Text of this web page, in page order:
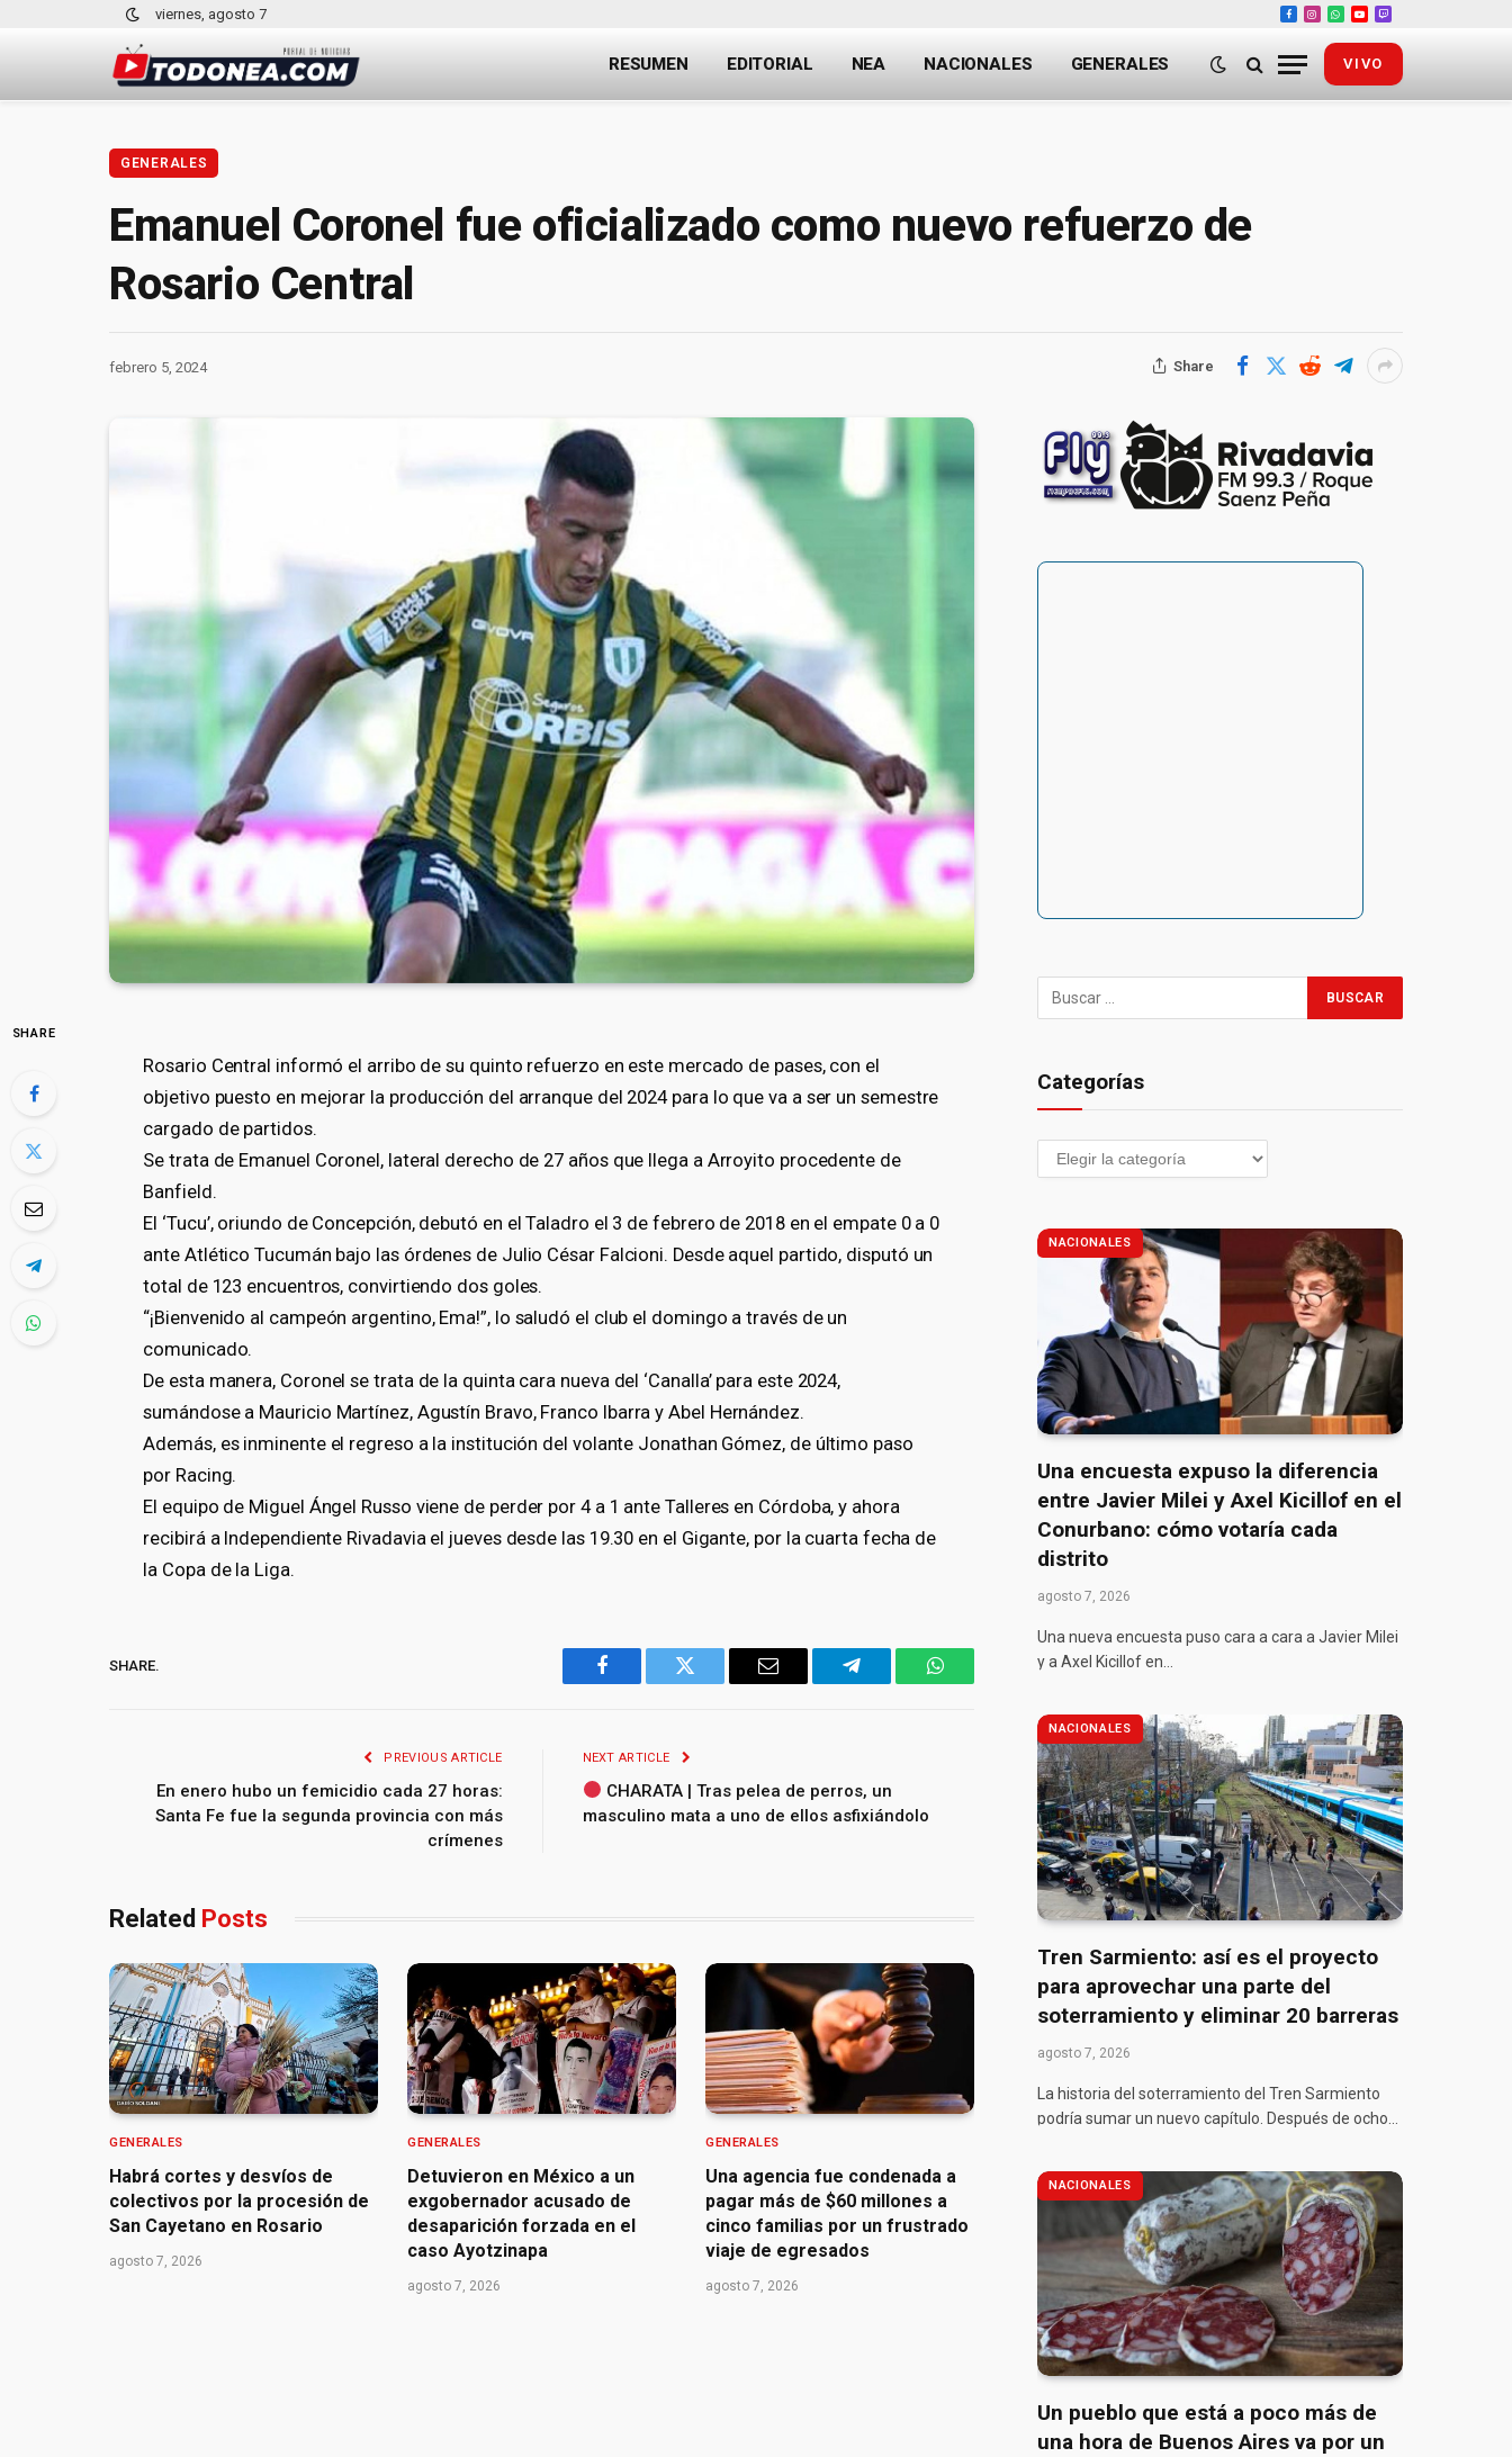
viernes, agosto 7
Facebook
Instagram
WhatsApp
YouTube
Twitch
RESUMEN EDITORIAL NEA NACIONALES GENERALES VIVO
GENERALES
Emanuel Coronel fue oficializado como nuevo refuerzo de
Rosario Central
febrero 5, 2024 Share
SHARE
Rosario Central informó el arribo de su quinto refuerzo en este mercado de pases, con el
objetivo puesto en mejorar la producción del arranque del 2024 para lo que va a ser un semestre
cargado de partidos.
Se trata de Emanuel Coronel, lateral derecho de 27 años que llega a Arroyito procedente de
Banfield.
El ‘Tucu’, oriundo de Concepción, debutó en el Taladro el 3 de febrero de 2018 en el empate 0 a 0
ante Atlético Tucumán bajo las órdenes de Julio César Falcioni. Desde aquel partido, disputó un
total de 123 encuentros, convirtiendo dos goles.
“¡Bienvenido al campeón argentino, Ema!”, lo saludó el club el domingo a través de un
comunicado.
De esta manera, Coronel se trata de la quinta cara nueva del ‘Canalla’ para este 2024,
sumándose a Mauricio Martínez, Agustín Bravo, Franco Ibarra y Abel Hernández.
Además, es inminente el regreso a la institución del volante Jonathan Gómez, de último paso
por Racing.
El equipo de Miguel Ángel Russo viene de perder por 4 a 1 ante Talleres en Córdoba, y ahora
recibirá a Independiente Rivadavia el jueves desde las 19.30 en el Gigante, por la cuarta fecha de
la Copa de la Liga.
SHARE.
Facebook Twitter Email Telegram WhatsApp
PREVIOUS ARTICLE
En enero hubo un femicidio cada 27 horas:
Santa Fe fue la segunda provincia con más
crímenes
NEXT ARTICLE
CHARATA | Tras pelea de perros, un
masculino mata a uno de ellos asfixiándolo
Related Posts
GENERALES
Habrá cortes y desvíos de
colectivos por la procesión de
San Cayetano en Rosario
agosto 7, 2026
GENERALES
Detuvieron en México a un
exgobernador acusado de
desaparición forzada en el
caso Ayotzinapa
agosto 7, 2026
GENERALES
Una agencia fue condenada a
pagar más de $60 millones a
cinco familias por un frustrado
viaje de egresados
agosto 7, 2026
Categorías
NACIONALES
Una encuesta expuso la diferencia
entre Javier Milei y Axel Kicillof en el
Conurbano: cómo votaría cada
distrito
agosto 7, 2026
Una nueva encuesta puso cara a cara a Javier Milei
y a Axel Kicillof en…
NACIONALES
Tren Sarmiento: así es el proyecto
para aprovechar una parte del
soterramiento y eliminar 20 barreras
agosto 7, 2026
La historia del soterramiento del Tren Sarmiento
podría sumar un nuevo capítulo. Después de ocho…
NACIONALES
Un pueblo que está a poco más de
una hora de Buenos Aires va por un